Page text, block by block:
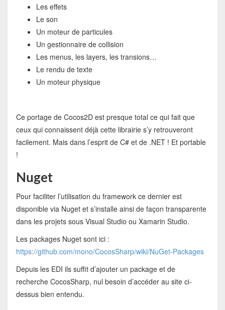
Les effets
Le son
Un moteur de particules
Un gestionnaire de collision
Les menus, les layers, les transions…
Le rendu de texte
Un moteur physique
Ce portage de Cocos2D est presque total ce qui fait que
ceux qui connaissent déjà cette librairie s’y retrouveront
facilement. Mais dans l’esprit de C# et de .NET ! Et portable
!
Nuget
Pour faciliter l’utilisation du framework ce dernier est
disponible via Nuget et s’installe ainsi de façon transparente
dans les projets sous Visual Studio ou Xamarin Studio.
Les packages Nuget sont ici :
https://github.com/mono/CocosSharp/wiki/NuGet-Packages
Depuis les EDI ils suffit d’ajouter un package et de
recherche CocosSharp, nul besoin d’accéder au site ci-
dessus bien entendu.